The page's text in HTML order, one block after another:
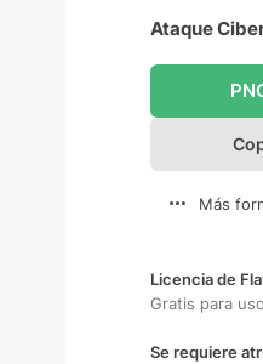
Ataque
Más
Licencia de
Gratis para
Se requiere